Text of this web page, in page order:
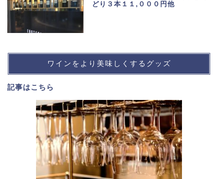
どり３本１１,０００円他
ワインをより美味しくするグッズ
記事はこちら